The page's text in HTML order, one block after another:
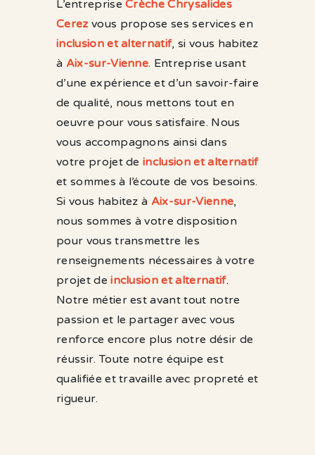
L’entrepriseCrèche Chrysalides
Cerezvous propose ses services en
inclusion et alternatif, si vous habitez
à Aix-sur-Vienne. Entreprise usant
d’une expérience et d’un savoir-faire
de qualité, nous mettons tout en
oeuvre pour vous satisfaire. Nous
vous accompagnons ainsi dans
votre projet deinclusion et alternatif
et sommes à l’écoute de vos besoins.
Si vous habitez à Aix-sur-Vienne,
nous sommes à votre disposition
pour vous transmettre les
renseignements nécessaires à votre
projet deinclusion et alternatif.
Notre métier est avant tout notre
passion et le partager avec vous
renforce encore plus notre désir de
réussir. Toute notre équipe est
qualifiée et travaille avec propreté et
rigueur.